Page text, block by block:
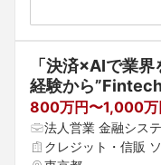
「決済×AIで業
経験から
800万円〜1,000万
法人営業 金融シス
クレジット・信販